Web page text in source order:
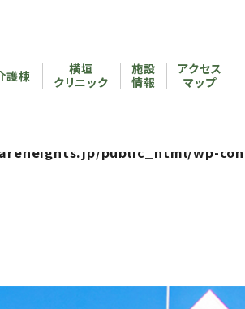
護棟
横垣
クリニック
施設
情報
アクセス
マップ
wp-content/themes/
careheights.jp/public_html/wp-
wp-content/themes/
public_html/wp-